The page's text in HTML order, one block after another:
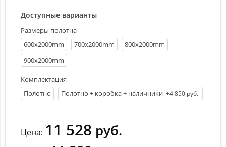
Доступные варианты
Размеры полотна
600х2000mm
700х2000mm
800х2000mm
900х2000mm
Комплектация
Полотно
Полотно + коробка + наличники +4 850 руб.
Цена: 11 528 руб.